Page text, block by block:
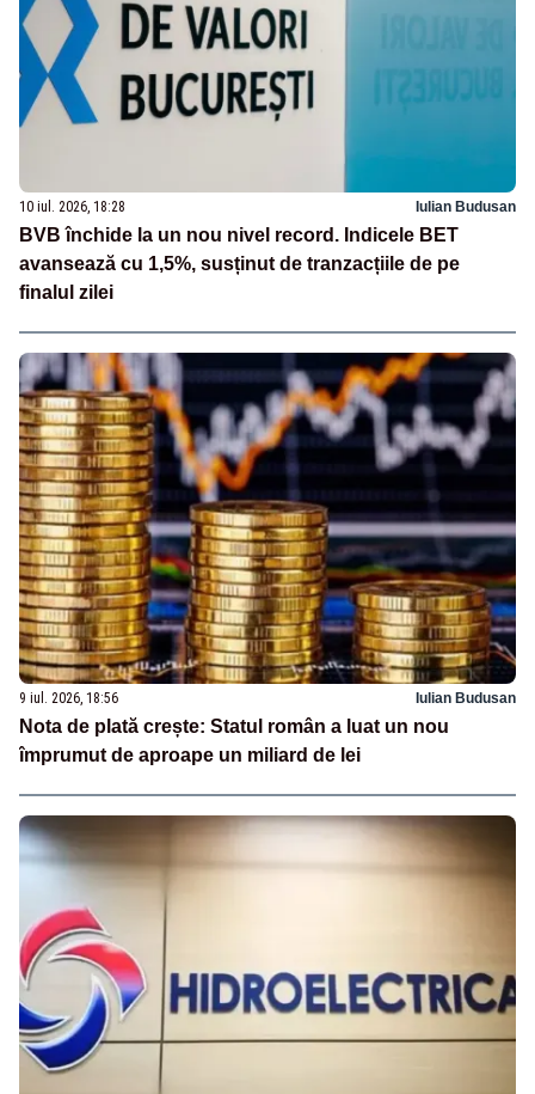
10 iul. 2026, 18:28 Iulian Budusan
BVB închide la un nou nivel record. Indicele BET
avansează cu 1,5%, susținut de tranzacțiile de pe
finalul zilei
9 iul. 2026, 18:56 Iulian Budusan
Nota de plată crește: Statul român a luat un nou
împrumut de aproape un miliard de lei